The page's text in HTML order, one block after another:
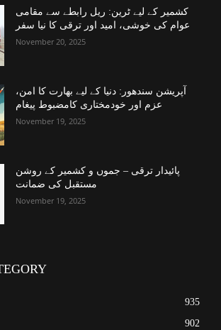
کشمیر کے لیے ٹرین: ریل رابطے سے مقامی
عوام کی خوشی، امید اور ترقی کا نیا سفر
November 20, 2025
آپریشن سندھور: دنیا کے لیے بھارت کا امن،
عزم اور خودمختاری کامضبوط پیغام
November 19, 2025
پائیدار ترقی – جموں و کشمیر کے روشن
مستقبل کی ضمانت
November 19, 2025
935
902